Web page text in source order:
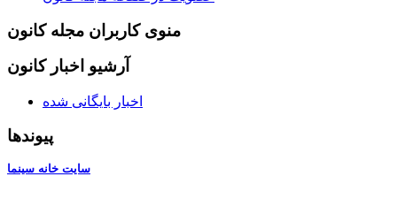
منوی کاربران مجله کانون
آرشیو اخبار کانون
اخبار بایگانی شده
پیوندها
سایت خانه سینما